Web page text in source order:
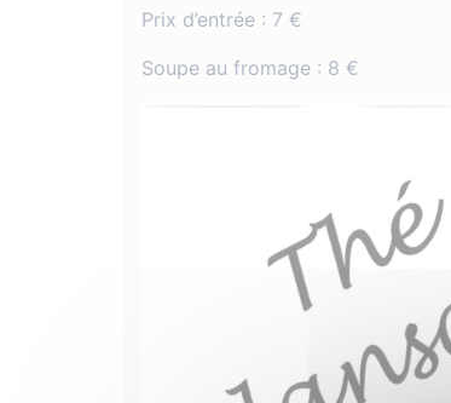
Prix d’entrée : 7 €
Soupe au fromage : 8 €